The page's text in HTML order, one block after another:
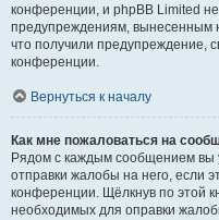
конференции, и phpBB Limited
предупреждениям, вынесенным
что получили предупреждение,
конференции.
Вернуться к началу
Как мне пожаловаться на
Рядом с каждым сообщением вы
отправки жалобы на него, если
конференции. Щёлкнув по этой
необходимых для оправки